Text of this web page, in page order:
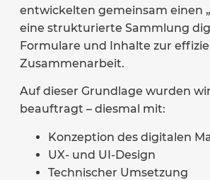
entwickelten gemeinsam einen
eine strukturierte Sammlung
Formulare und Inhalte zur
Zusammenarbeit.
Auf dieser Grundlage wurden
beauftragt – diesmal mit:
Konzeption des digitalen
UX- und UI-Design
Technischer Umsetzung